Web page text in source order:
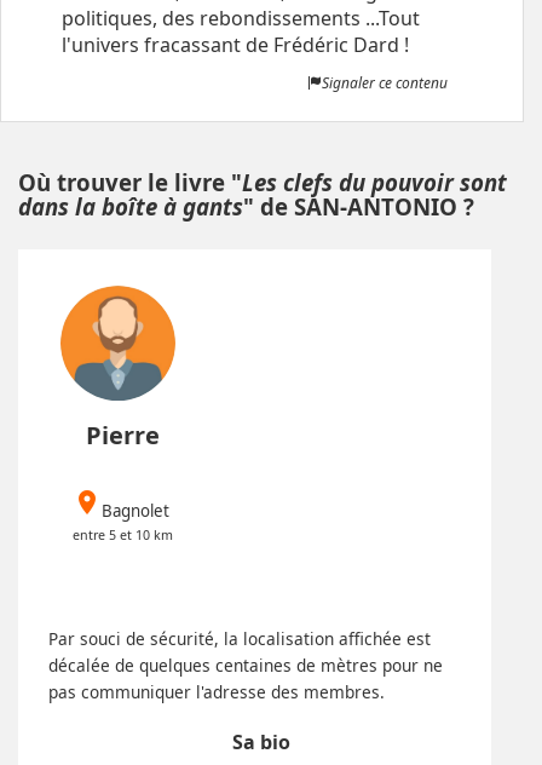
politiques, des rebondissements ...Tout
l'univers fracassant de Frédéric Dard !
Signaler ce contenu
Où trouver le livre "Les clefs du pouvoir sont
dans la boîte à gants" de SAN-ANTONIO ?
Pierre
place Bagnolet
entre 5 et 10 km
Par souci de sécurité, la localisation affichée est
décalée de quelques centaines de mètres pour ne
pas communiquer l'adresse des membres.
Sa bio